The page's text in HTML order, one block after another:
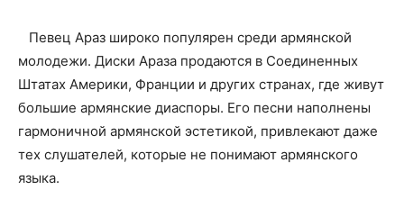
Певец Араз широко популярен среди армянской
молодежи. Диски Араза продаются в Соединенных
Штатах Америки, Франции и других странах, где живут
большие армянские диаспоры. Его песни наполнены
гармоничной армянской эстетикой, привлекают даже
тех слушателей, которые не понимают армянского
языка.